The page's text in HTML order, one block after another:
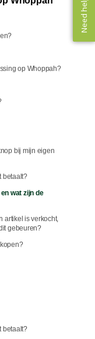
op Whoppah?
bij mijn eigen
betaalt?
wat zijn de
artikel is verkocht,
gebeuren?
betaalt?